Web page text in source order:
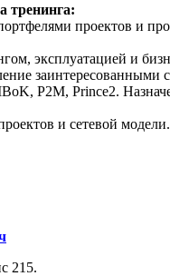
проектов и
эксплуатацией и
заинтересованными
Р2М, Prince2.
и сетевой
215.